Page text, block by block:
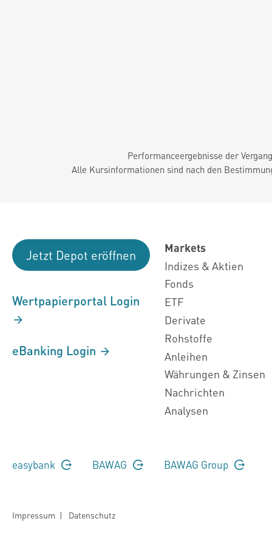
Performanceergebnisse der
Alle Kursinformationen sind nach den
Jetzt Depot eröffnen
Wertpapierportal Login
eBanking Login
Markets
Indizes & Aktien
Fonds
ETF
Derivate
Rohstoffe
Anleihen
Währungen & Zinsen
Nachrichten
Analysen
easybank BAWAG BAWAG Group
Impressum | Datenschutz